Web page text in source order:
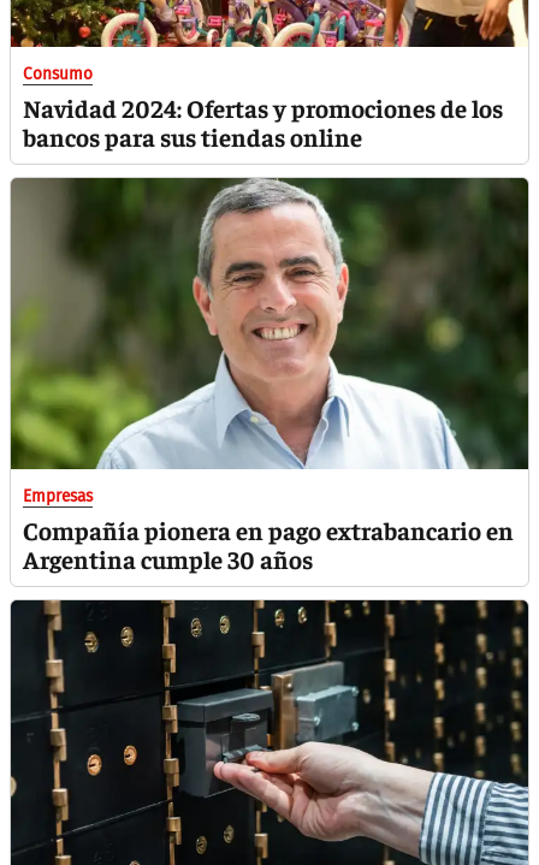
Consumo
Navidad 2024: Ofertas y promociones de los
bancos para sus tiendas online
Empresas
Compañía pionera en pago extrabancario en
Argentina cumple 30 años